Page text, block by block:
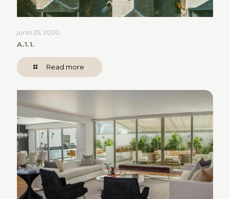
junio 25, 2020
A.1.1.
Read more